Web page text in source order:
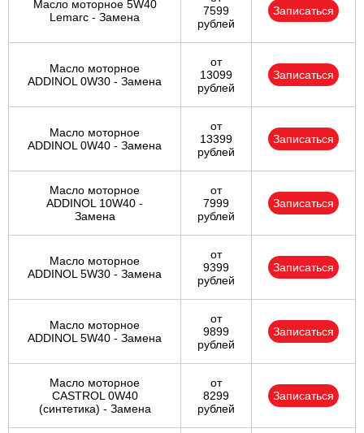
Масло моторное 5W40
Lemarc - Замена
7599
рублей
Записаться
Масло моторное
ADDINOL 0W30 - Замена
от
13099
рублей
Записаться
Масло моторное
ADDINOL 0W40 - Замена
от
13399
рублей
Записаться
Масло моторное
ADDINOL 10W40 -
Замена
от
7999
рублей
Записаться
Масло моторное
ADDINOL 5W30 - Замена
от
9399
рублей
Записаться
Масло моторное
ADDINOL 5W40 - Замена
от
9899
рублей
Записаться
Масло моторное
CASTROL 0W40
(синтетика) - Замена
от
8299
рублей
Записаться